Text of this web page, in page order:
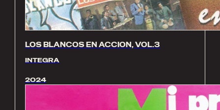
LOS BLANCOS EN ACCION, VOL.3
INTEGRA
2024